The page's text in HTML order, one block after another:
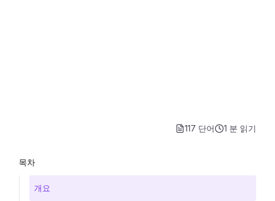
117 단어 1 분 읽기
목차
개요